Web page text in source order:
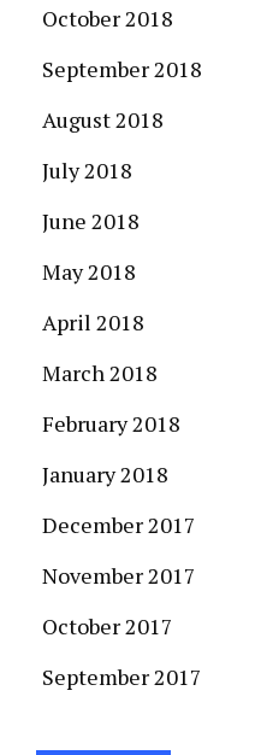
October 2018
September 2018
August 2018
July 2018
June 2018
May 2018
April 2018
March 2018
February 2018
January 2018
December 2017
November 2017
October 2017
September 2017